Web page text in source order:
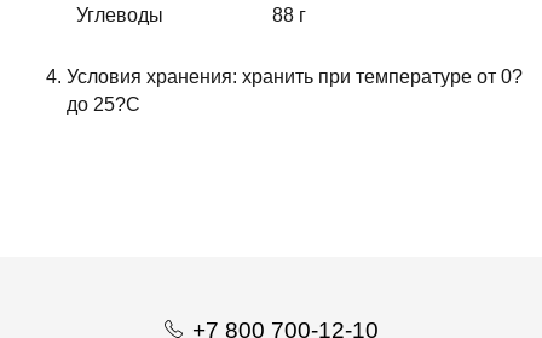
Углеводы 88 г
Условия хранения: хранить при температуре от 0?
до 25?С
+7 800 700-12-10